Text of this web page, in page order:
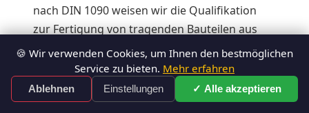
Kontakt
nach DIN 1090 weisen wir die Qualifikation
zur Fertigung von tragenden Bauteilen aus
Stahl und Aluminium nach, weshalb wir alle
Traversen und viele Hebezeuge,
Lastaufnahmemittel und Anschlagmittel
selber fertigen können. Interessieren Sie sich
🍪 Wir verwenden Cookies, um Ihnen den bestmöglichen
Service zu bieten. Mehr erfahren
Ablehnen Einstellungen ✓ Alle akzeptieren